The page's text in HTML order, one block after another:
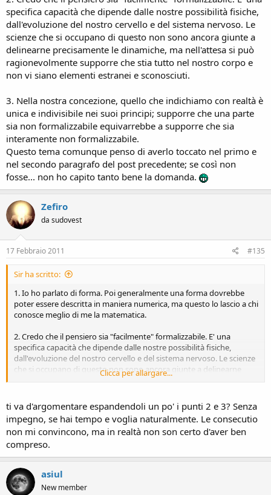
specifica capacità che dipende dalle nostre possibilità fisiche,
dall'evoluzione del nostro cervello e del sistema nervoso. Le
scienze che si occupano di questo non sono ancora giunte a
delinearne precisamente le dinamiche, ma nell'attesa si può
ragionevolmente supporre che stia tutto nel nostro corpo e
non vi siano elementi estranei e sconosciuti.
3. Nella nostra concezione, quello che indichiamo con realtà è
unica e indivisibile nei suoi principi; supporre che una parte
sia non formalizzabile equivarrebbe a supporre che sia
interamente non formalizzabile.
Questo tema comunque penso di averlo toccato nel primo e
nel secondo paragrafo del post precedente; se così non
fosse... non ho capito tanto bene la domanda.
Zefiro
da sudovest
17 Febbraio 2011 #135
Sir ha scritto:
1. Io ho parlato di forma. Poi generalmente una forma dovrebbe
poter essere descritta in maniera numerica, ma questo lo lascio a chi
conosce meglio di me la matematica.
2. Credo che il pensiero sia "facilmente" formalizzabile. E' una
specifica capacità che dipende dalle nostre possibilità fisiche,
dall'evoluzione del nostro cervello e del sistema nervoso. Le scienze
che si occupano di questo non sono ancora giunte a delinearne
precisamente le dinamiche, ma nell'attesa si può ragionevolmente
estranei e sconosciuti.
3. Nella nostra concezione, quello che indichiamo con realtà è unica
e indivisibile nei suoi principi; supporre che una parte sia non
formalizzabile equivarrebbe a supporre che sia interamente non
formalizzabile.
Questo tema comunque penso di averlo toccato nel primo e nel
secondo paragrafo del post precedente; se così non fosse... non ho
capito tanto bene la domanda.
Clicca per allargare...
ti va d'argomentare espandendoli un po' i punti 2 e 3? Senza
impegno, se hai tempo e voglia naturalmente. Le consecutio
non mi convincono, ma in realtà non son certo d'aver ben
compreso.
asiul
New member